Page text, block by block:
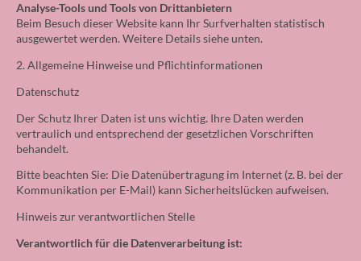
Analyse-Tools und Tools von Drittanbietern
Beim Besuch dieser Website kann Ihr Surfverhalten statistisch
ausgewertet werden. Weitere Details siehe unten.
2. Allgemeine Hinweise und Pflichtinformationen
Datenschutz
Der Schutz Ihrer Daten ist uns wichtig. Ihre Daten werden
vertraulich und entsprechend der gesetzlichen Vorschriften
behandelt.
Bitte beachten Sie: Die Datenübertragung im Internet (z. B. bei der
Kommunikation per E-Mail) kann Sicherheitslücken aufweisen.
Hinweis zur verantwortlichen Stelle
Verantwortlich für die Datenverarbeitung ist: